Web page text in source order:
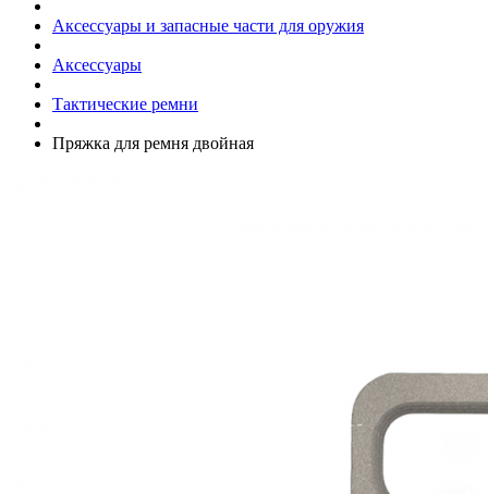
Аксессуары и запасные части для оружия
Аксессуары
Тактические ремни
Пряжка для ремня двойная